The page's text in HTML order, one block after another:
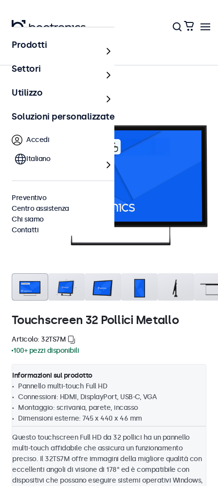
Touchscreen 32 Pollici Metallo
Articolo: 32TS7M
100+ pezzi disponibili
Informazioni sul prodotto
Pannello multi-touch Full HD
Connessioni: HDMI, DisplayPort, USB-C, VGA
Montaggio: scrivania, parete, incasso
Dimensioni esterne: 745 x 440 x 46 mm
Questo touchscreen Full HD da 32 pollici ha un pannello
multi-touch affidabile che assicura un funzionamento
preciso. Il 32TS7M offre immagini della migliore qualità con
eccellenti angoli di visione di 178° ed è compatibile con
dispositivi che possano eseguire sistemi operativi Windows,
Prodotti
Settori
Utilizzo
Soluzioni personalizzate
Accedi
Italiano
Preventivo
Centro assistenza
Chi siamo
Contatti